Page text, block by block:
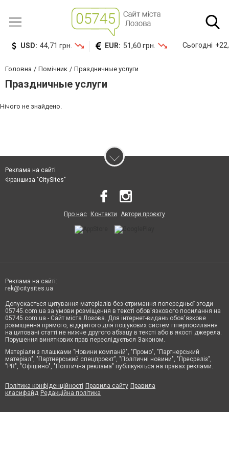
USD: 44,71 грн. EUR: 51,60 грн. Сьогодні
Головна Помічник Праздничные услуги
Праздничные услуги
Нічого не знайдено.
Реклама на сайті
Франшиза "CitySites"
Про нас Контакти Автори проєкту
Реклама на сайті:
rek@citysites.ua
Допускається цитування матеріалів без отримання попередньої згоди
05745.com.ua за умови розміщення в тексті обов'язкового посилання на
05745.com.ua - Сайт міста Лозова. Для інтернет-видань обов'язкове
розміщення прямого, відкритого для пошукових систем гіперпосилання
на цитовані статті не нижче другого абзацу в тексті або в якості джерела.
Порушення виняткових прав переслідується Законом.
Матеріали з плашками "Новини компаній", "Промо", "Партнерський
матеріал", "Партнерський спецпроєкт", "Політичні новини", "Пресреліз",
"PR", "Офіційно", "Політична реклама" публікуються на правах реклами.
Політика конфіденційності Правила сайту Правила
класифайд Редакційна політика